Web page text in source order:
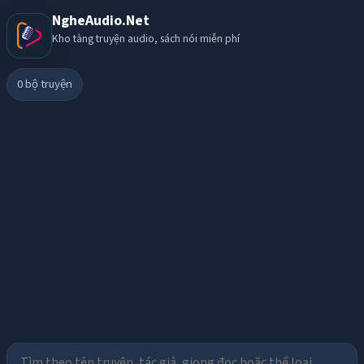
NgheAudio.Net
Kho tàng truyện audio, sách nói miễn phí
0bộ truyện